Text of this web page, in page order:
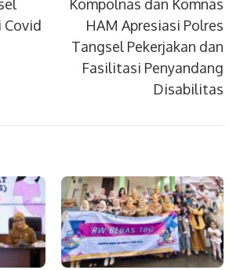
Covid
Kompolnas dan Komnas
HAM Apresiasi Polres
Tangsel Pekerjakan dan
Fasilitasi Penyandang
Disabilitas